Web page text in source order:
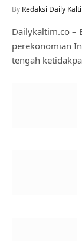
By Redaksi Daily
Dailykaltim.co –
perekonomian
tengah